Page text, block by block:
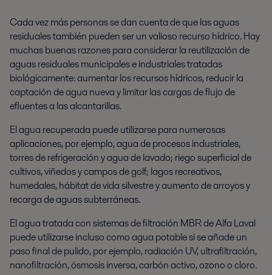
Cada vez más personas se dan cuenta de que las aguas
residuales también pueden ser un valioso recurso hídrico. Hay
muchas buenas razones para considerar la reutilización de
aguas residuales municipales e industriales tratadas
biológicamente: aumentar los recursos hídricos, reducir la
captación de agua nueva y limitar las cargas de flujo de
efluentes a las alcantarillas.
El agua recuperada puede utilizarse para numerosas
aplicaciones, por ejemplo, agua de procesos industriales,
torres de refrigeración y agua de lavado; riego superficial de
cultivos, viñedos y campos de golf; lagos recreativos,
humedales, hábitat de vida silvestre y aumento de arroyos y
recarga de aguas subterráneas.
El agua tratada con sistemas de filtración MBR de Alfa Laval
puede utilizarse incluso como agua potable si se añade un
paso final de pulido, por ejemplo, radiación UV, ultrafiltración,
nanofiltración, ósmosis inversa, carbón activo, ozono o cloro.